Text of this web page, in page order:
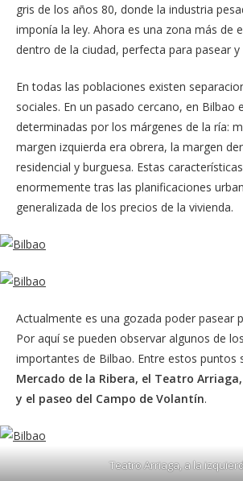
gris de los años 80, donde la industria
imponía la ley. Ahora es una zona más de
dentro de la ciudad, perfecta para pasear
En todas las poblaciones existen
sociales. En un pasado cercano, en Bilbao
determinadas por los márgenes de la ría:
margen izquierda era obrera, la margen
residencial y burguesa. Estas
enormemente tras las planificaciones
generalizada de los precios de la vivienda.
Actualmente es una gozada poder pasear
Por aquí se pueden observar algunos de
importantes de Bilbao. Entre estos puntos
Mercado de la Ribera, el Teatro
y el paseo del Campo de Volantín.
Teatro Arriaga, a la